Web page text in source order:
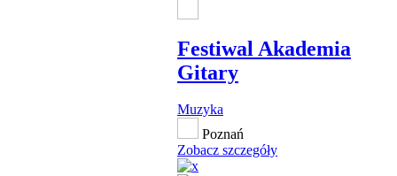
Festiwal Akademia
Gitary
Muzyka
Poznań
Zobacz szczegóły